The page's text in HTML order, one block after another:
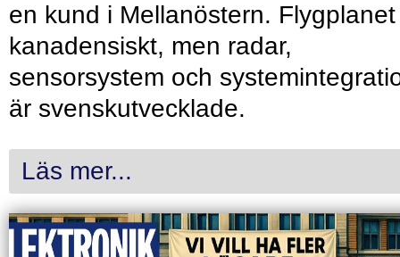
en kund i Mellanöstern.
kanadensiskt, men radar,
sensorsystem och
är svenskutvecklade.
Läs mer...